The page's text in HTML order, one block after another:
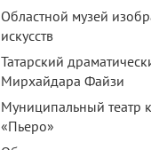
Областной музей
искусств
Татарский
Мирхайдара Файзи
Муниципальный театр
«Пьеро»